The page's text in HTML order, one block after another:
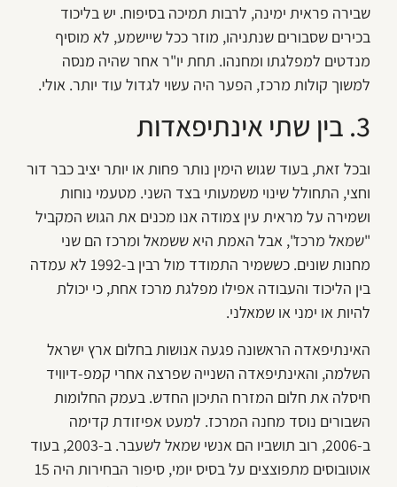
שבירה פראית ימינה, לרבות תמיכה בסיפוח. יש בליכוד
בכירים שסבורים שנתניהו, מוזר ככל שיישמע, לא מוסיף
מנדטים למפלגתו ומחנהו. תחת יו"ר אחר שהיה מנסה
למשוך קולות מרכז, הפער היה עשוי לגדול עוד יותר. אולי.
3. בין שתי אינתיפאדות
ובכל זאת, בעוד שגוש הימין נותר פחות או יותר יציב כבר דור
וחצי, התחולל שינוי משמעותי בצד השני. מטעמי נוחות
ושמירה על מראית עין צמודה אנו מכנים את הגוש המקביל
"שמאל מרכז", אבל האמת היא ששמאל ומרכז הם שני
מחנות שונים. כששמיר התמודד מול רבין ב-1992 לא עמדה
בין הליכוד והעבודה אפילו מפלגת מרכז אחת, כי יכולת
להיות או ימני או שמאלני.
האינתיפאדה הראשונה פגעה אנושות בחלום ארץ ישראל
השלמה, והאינתיפאדה השנייה שפרצה אחרי קמפ-דיוויד
חיסלה את חלום המזרח התיכון החדש. בעמק החלומות
השבורים נוסד מחנה המרכז. למעט אפיזודת קדימה
ב-2006, רוב תושביו הם אנשי שמאל לשעבר. ב-2003, בעוד
אוטובוסים מתפוצצים על בסיס יומי, סיפור הבחירות היה 15